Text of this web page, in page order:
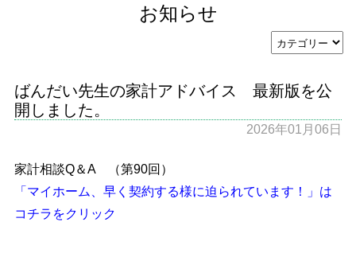
お知らせ
ばんだい先生の家計アドバイス 最新版を公
開しました。
2026年01月06日
家計相談Q＆A （第90回）
「マイホーム、早く契約する様に迫られています！」は
コチラをクリック